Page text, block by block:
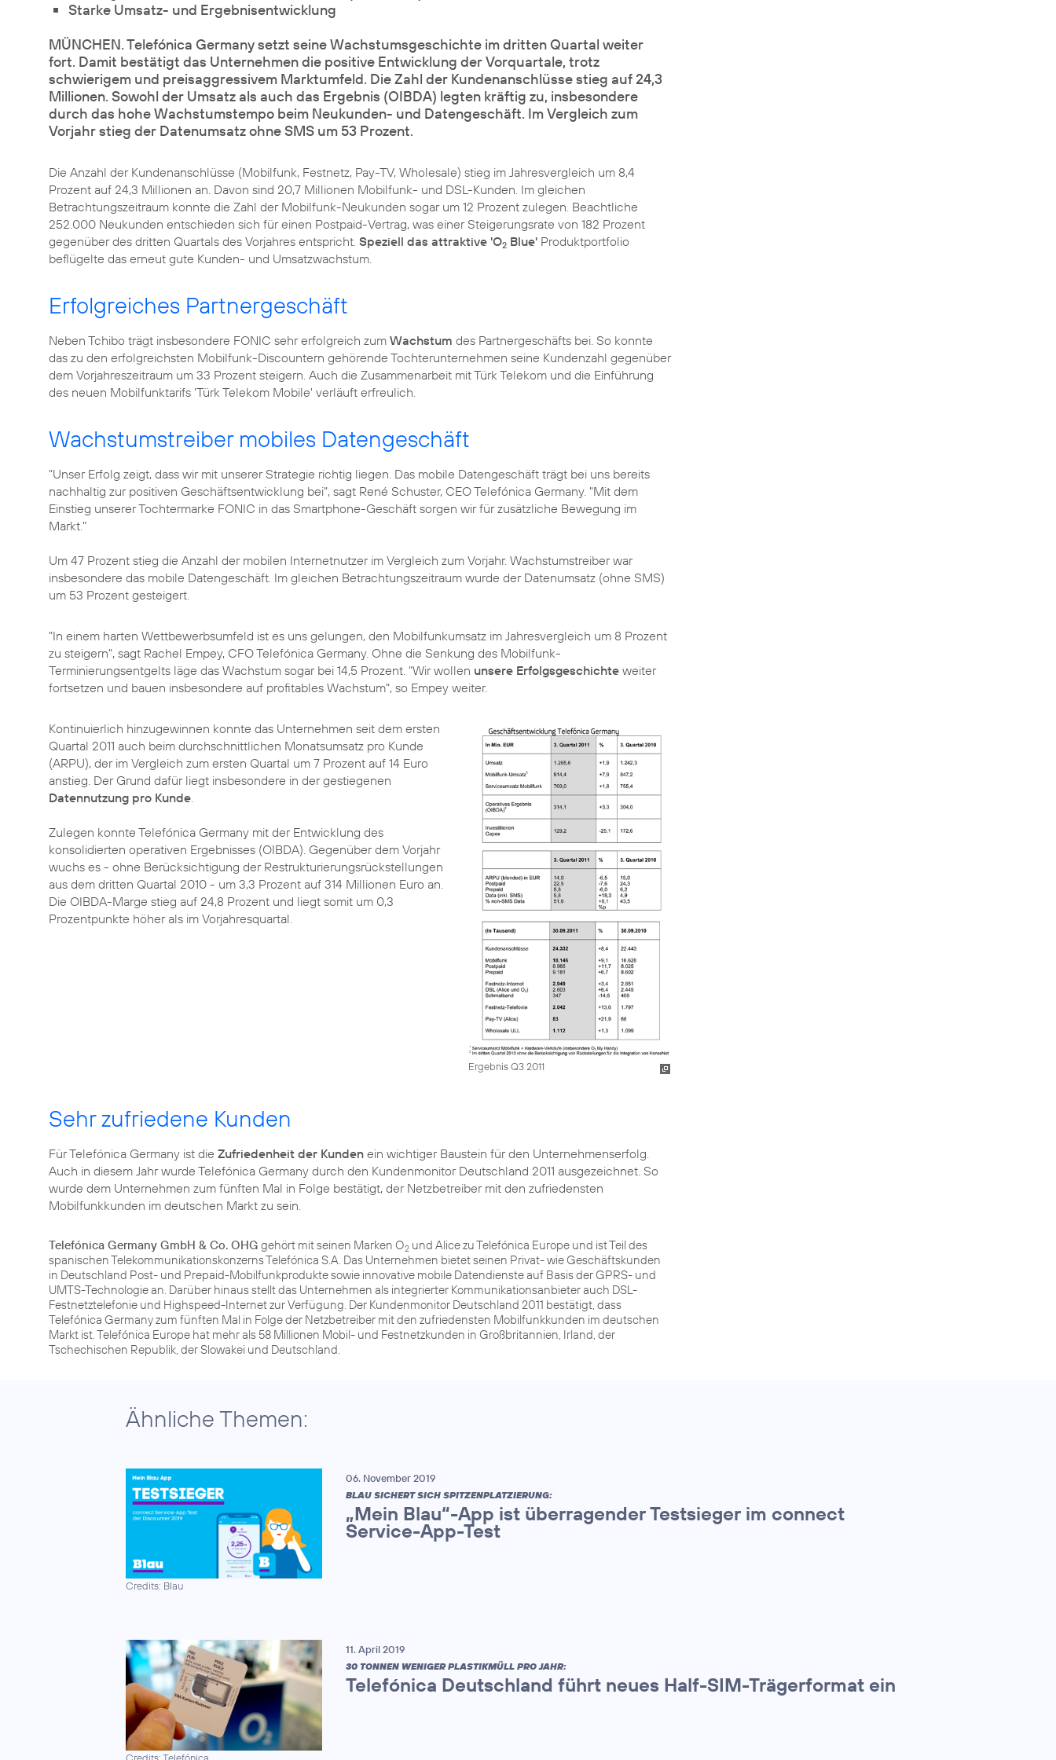
Starke Umsatz- und Ergebnisentwicklung
MÜNCHEN. Telefónica Germany setzt seine Wachstumsgeschichte im dritten Quartal weiter
fort. Damit bestätigt das Unternehmen die positive Entwicklung der Vorquartale, trotz
schwierigem und preisaggressivem Marktumfeld. Die Zahl der Kundenanschlüsse stieg auf 24,3
Millionen. Sowohl der Umsatz als auch das Ergebnis (OIBDA) legten kräftig zu, insbesondere
durch das hohe Wachstumstempo beim Neukunden- und Datengeschäft. Im Vergleich zum
Vorjahr stieg der Datenumsatz ohne SMS um 53 Prozent.
Die Anzahl der Kundenanschlüsse (Mobilfunk, Festnetz, Pay-TV, Wholesale) stieg im Jahresvergleich um 8,4
Prozent auf 24,3 Millionen an. Davon sind 20,7 Millionen Mobilfunk- und DSL-Kunden. Im gleichen
Betrachtungszeitraum konnte die Zahl der Mobilfunk-Neukunden sogar um 12 Prozent zulegen. Beachtliche
252.000 Neukunden entschieden sich für einen Postpaid-Vertrag, was einer Steigerungsrate von 182 Prozent
gegenüber des dritten Quartals des Vorjahres entspricht. Speziell das attraktive 'O2 Blue' Produktportfolio
beflügelte das erneut gute Kunden- und Umsatzwachstum.
Erfolgreiches Partnergeschäft
Neben Tchibo trägt insbesondere FONIC sehr erfolgreich zum Wachstum des Partnergeschäfts bei. So konnte
das zu den erfolgreichsten Mobilfunk-Discountern gehörende Tochterunternehmen seine Kundenzahl gegenüber
dem Vorjahreszeitraum um 33 Prozent steigern. Auch die Zusammenarbeit mit Türk Telekom und die Einführung
des neuen Mobilfunktarifs 'Türk Telekom Mobile' verläuft erfreulich.
Wachstumstreiber mobiles Datengeschäft
"Unser Erfolg zeigt, dass wir mit unserer Strategie richtig liegen. Das mobile Datengeschäft trägt bei uns bereits
nachhaltig zur positiven Geschäftsentwicklung bei", sagt René Schuster, CEO Telefónica Germany. "Mit dem
Einstieg unserer Tochtermarke FONIC in das Smartphone-Geschäft sorgen wir für zusätzliche Bewegung im
Markt."
Um 47 Prozent stieg die Anzahl der mobilen Internetnutzer im Vergleich zum Vorjahr. Wachstumstreiber war
insbesondere das mobile Datengeschäft. Im gleichen Betrachtungszeitraum wurde der Datenumsatz (ohne SMS)
um 53 Prozent gesteigert.
"In einem harten Wettbewerbsumfeld ist es uns gelungen, den Mobilfunkumsatz im Jahresvergleich um 8 Prozent
zu steigern", sagt Rachel Empey, CFO Telefónica Germany. Ohne die Senkung des Mobilfunk-
Terminierungsentgelts läge das Wachstum sogar bei 14,5 Prozent. "Wir wollen unsere Erfolgsgeschichte weiter
fortsetzen und bauen insbesondere auf profitables Wachstum", so Empey weiter.
Ergebnis Q3 2011
Kontinuierlich hinzugewinnen konnte das Unternehmen seit dem ersten
Quartal 2011 auch beim durchschnittlichen Monatsumsatz pro Kunde
(ARPU), der im Vergleich zum ersten Quartal um 7 Prozent auf 14 Euro
anstieg. Der Grund dafür liegt insbesondere in der gestiegenen
Datennutzung pro Kunde.
Zulegen konnte Telefónica Germany mit der Entwicklung des
konsolidierten operativen Ergebnisses (OIBDA). Gegenüber dem Vorjahr
wuchs es - ohne Berücksichtigung der Restrukturierungsrückstellungen
aus dem dritten Quartal 2010 - um 3,3 Prozent auf 314 Millionen Euro an.
Die OIBDA-Marge stieg auf 24,8 Prozent und liegt somit um 0,3
Prozentpunkte höher als im Vorjahresquartal.
Sehr zufriedene Kunden
Für Telefónica Germany ist die Zufriedenheit der Kunden ein wichtiger Baustein für den Unternehmenserfolg.
Auch in diesem Jahr wurde Telefónica Germany durch den Kundenmonitor Deutschland 2011 ausgezeichnet. So
wurde dem Unternehmen zum fünften Mal in Folge bestätigt, der Netzbetreiber mit den zufriedensten
Mobilfunkkunden im deutschen Markt zu sein.
Telefónica Germany GmbH & Co. OHG gehört mit seinen Marken O2 und Alice zu Telefónica Europe und ist Teil des
spanischen Telekommunikationskonzerns Telefónica S.A. Das Unternehmen bietet seinen Privat- wie Geschäftskunden
in Deutschland Post- und Prepaid-Mobilfunkprodukte sowie innovative mobile Datendienste auf Basis der GPRS- und
UMTS-Technologie an. Darüber hinaus stellt das Unternehmen als integrierter Kommunikationsanbieter auch DSL-
Festnetztelefonie und Highspeed-Internet zur Verfügung. Der Kundenmonitor Deutschland 2011 bestätigt, dass
Telefónica Germany zum fünften Mal in Folge der Netzbetreiber mit den zufriedensten Mobilfunkkunden im deutschen
Markt ist. Telefónica Europe hat mehr als 58 Millionen Mobil- und Festnetzkunden in Großbritannien, Irland, der
Tschechischen Republik, der Slowakei und Deutschland.
Ähnliche Themen:
Credits: Blau
06. November 2019
BLAU SICHERT SICH SPITZENPLATZIERUNG:
„Mein Blau“-App ist überragender Testsieger im connect
Service-App-Test
Credits: Telefónica
11. April 2019
30 TONNEN WENIGER PLASTIKMÜLL PRO JAHR:
Telefónica Deutschland führt neues Half-SIM-Trägerformat ein